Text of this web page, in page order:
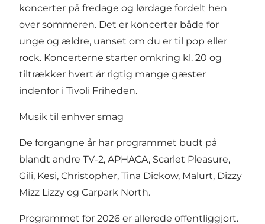
koncerter på fredage og lørdage fordelt hen
over sommeren. Det er koncerter både for
unge og ældre, uanset om du er til pop eller
rock. Koncerterne starter omkring kl. 20 og
tiltrækker hvert år rigtig mange gæster
indenfor i Tivoli Friheden.
Musik til enhver smag
De forgangne år har programmet budt på
blandt andre TV-2, APHACA, Scarlet Pleasure,
Gili, Kesi, Christopher, Tina Dickow, Malurt, Dizzy
Mizz Lizzy og Carpark North.
Programmet for 2026 er allerede offentliggjort.